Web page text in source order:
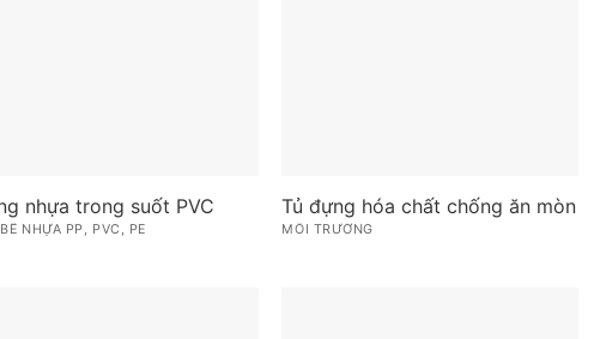
nhựa trong suốt PVC
NHỰA PP, PVC, PE
Tủ đựng hóa chất chống ăn mòn
MÔI TRƯỜNG